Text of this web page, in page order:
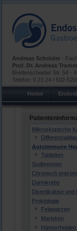
Andreas Schröder -
Prof. Dr. Andreas Tromm
Bredenscheider Str. 54 -
Telefon: 0 23 24 / 502-
Home
Mikroskopische
Autoimmune
Tabletten
Sodbrennen
Chronisch
Darmkrebs
Divertikulose und
Proktologie
Feigwarzen
Marisken
Hämorrhoiden